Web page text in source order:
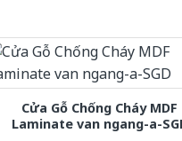
Cửa Gỗ Chống Cháy MDF
Laminate van ngang-a-